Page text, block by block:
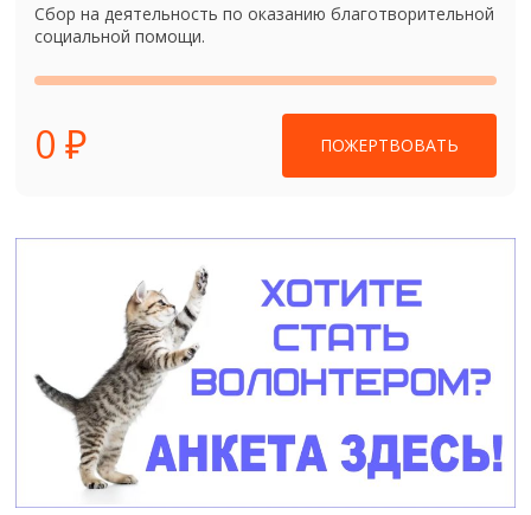
Сбор на деятельность по оказанию благотворительной
социальной помощи.
0 ₽ ПОЖЕРТВОВАТЬ